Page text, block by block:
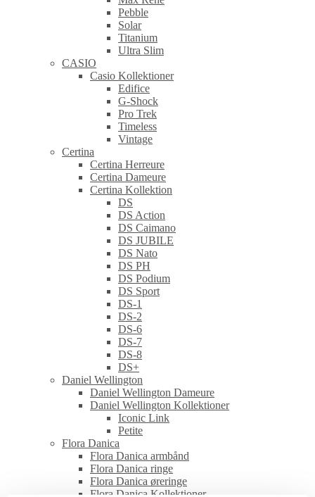
Pebble
Solar
Titanium
Ultra Slim
CASIO
Casio Kollektioner
Edifice
G-Shock
Pro Trek
Timeless
Vintage
Certina
Certina Herreure
Certina Dameure
Certina Kollektion
DS
DS Action
DS Caimano
DS JUBILE
DS Nato
DS PH
DS Podium
DS Sport
DS-1
DS-2
DS-6
DS-7
DS-8
DS+
Daniel Wellington
Daniel Wellington Dameure
Daniel Wellington Kollektioner
Iconic Link
Petite
Flora Danica
Flora Danica armbånd
Flora Danica ringe
Flora Danica øreringe
Flora Danica Kollektioner